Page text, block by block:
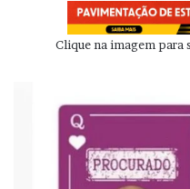
Clique na imagem para